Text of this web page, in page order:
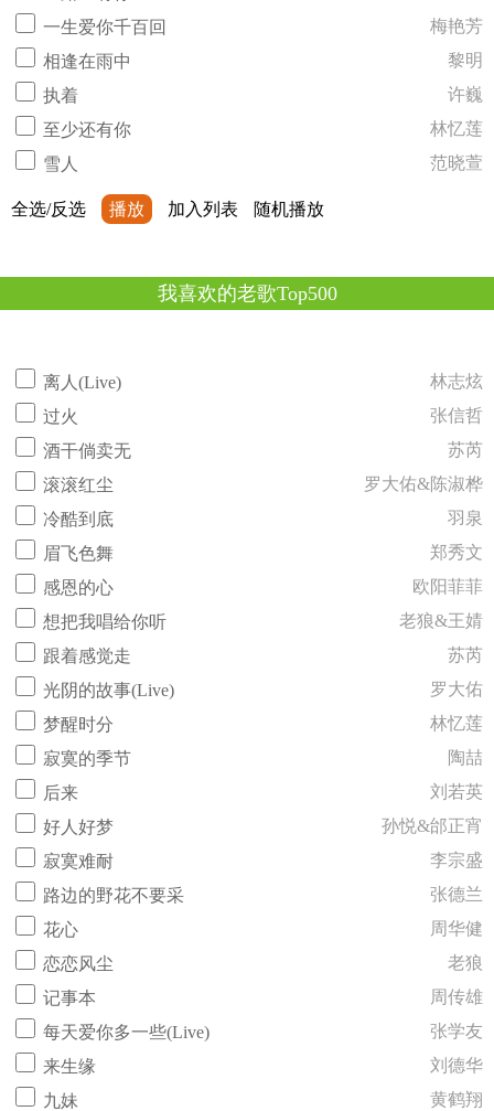
一生爱你千百回
梅艳芳
相逢在雨中
黎明
执着
许巍
至少还有你
林忆莲
雪人
范晓萱
全选/反选 播放 加入列表 随机播放
我喜欢的老歌Top500
离人(Live)
林志炫
过火
张信哲
酒干倘卖无
苏芮
滚滚红尘
罗大佑&陈淑桦
冷酷到底
羽泉
眉飞色舞
郑秀文
感恩的心
欧阳菲菲
想把我唱给你听
老狼&王婧
跟着感觉走
苏芮
光阴的故事(Live)
罗大佑
梦醒时分
林忆莲
寂寞的季节
陶喆
后来
刘若英
好人好梦
孙悦&邰正宵
寂寞难耐
李宗盛
路边的野花不要采
张德兰
花心
周华健
恋恋风尘
老狼
记事本
周传雄
每天爱你多一些(Live)
张学友
来生缘
刘德华
九妹
黄鹤翔